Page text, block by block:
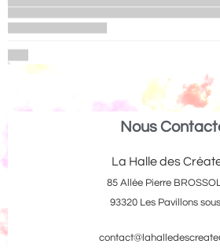
Nous
La Halle des
85 Allée Pierre
93320 Les Pavillons